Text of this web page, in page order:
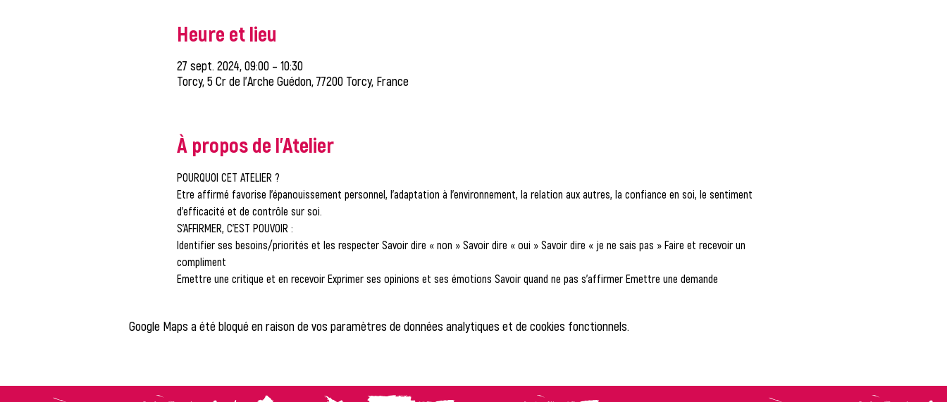
Heure et lieu
27 sept. 2024, 09:00 – 10:30
Torcy, 5 Cr de l'Arche Guédon, 77200 Torcy, France
À propos de l'Atelier
POURQUOI CET ATELIER ?
Etre affirmé favorise l’épanouissement personnel, l’adaptation à l’environnement, la relation aux autres, la confiance en soi, le sentiment
d’efficacité et de contrôle sur soi.
S’AFFIRMER, C’EST POUVOIR :
Identifier ses besoins/priorités et les respecter Savoir dire « non » Savoir dire « oui » Savoir dire « je ne sais pas » Faire et recevoir un
compliment
Emettre une critique et en recevoir Exprimer ses opinions et ses émotions Savoir quand ne pas s’affirmer Emettre une demande
Google Maps a été bloqué en raison de vos paramètres de données analytiques et de cookies fonctionnels.